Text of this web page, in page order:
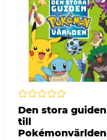
Den stora guiden
till
Pokémonvärlden